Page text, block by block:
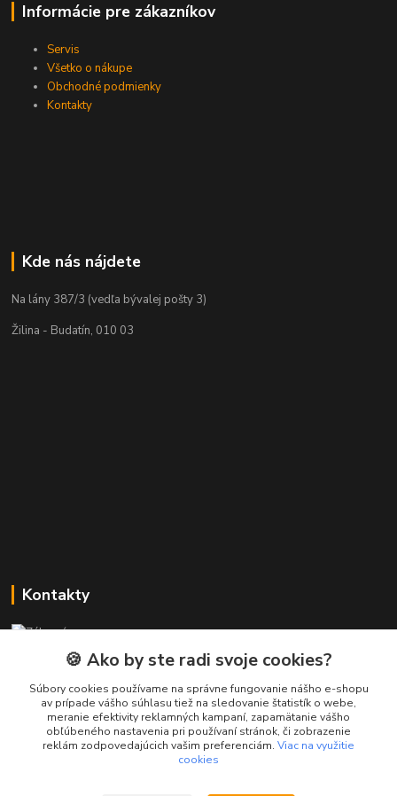
Informácie pre zákazníkov
Servis
Všetko o nákupe
Obchodné podmienky
Kontakty
Kde nás nájdete
Na lány 387/3 (vedľa bývalej pošty 3)
Žilina - Budatín, 010 03
Kontakty
+421 911 010 560
Po-Pia, 13-17 hod.
info@presmartfon.sk
🍪 Ako by ste radi svoje cookies?
Súbory cookies používame na správne fungovanie nášho e-shopu
av prípade vášho súhlasu tiež na sledovanie štatistík o webe,
meranie efektivity reklamných kampaní, zapamätanie vášho
obľúbeného nastavenia pri používaní stránok, či zobrazenie
reklám zodpovedajúcich vašim preferenciám. Viac na využitie
cookies